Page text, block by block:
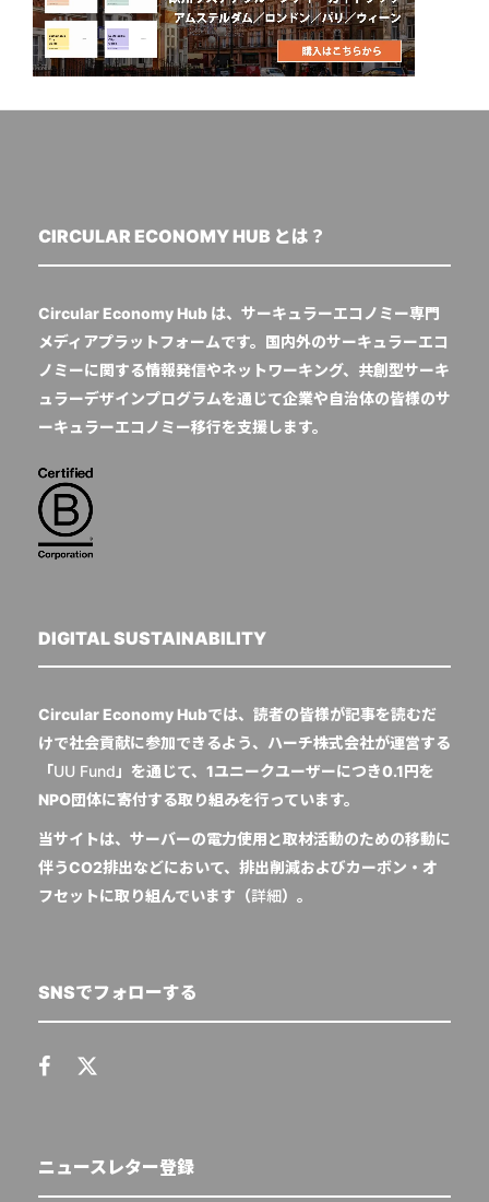
CIRCULAR ECONOMY HUB とは？
Circular Economy Hub は、サーキュラーエコノミー専門
メディアプラットフォームです。国内外のサーキュラーエコ
ノミーに関する情報発信やネットワーキング、共創型サーキ
ュラーデザインプログラムを通じて企業や自治体の皆様のサ
ーキュラーエコノミー移行を支援します。
DIGITAL SUSTAINABILITY
Circular Economy Hubでは、読者の皆様が記事を読むだ
けで社会貢献に参加できるよう、ハーチ株式会社が運営する
「UU Fund 」を通じて、1ユニークユーザーにつき0.1円を
NPO団体に寄付する取り組みを行っています。
当サイトは、サーバーの電力使用と取材活動のための移動に
伴うCO2排出などにおいて、排出削減およびカーボン・オ
フセットに取り組んでいます（詳細）。
SNSでフォローする
ニュースレター登録